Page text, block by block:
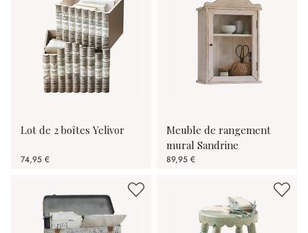
Lot de 2 boîtes Yelivor
74,95 €
Meuble de rangement
mural Sandrine
89,95 €